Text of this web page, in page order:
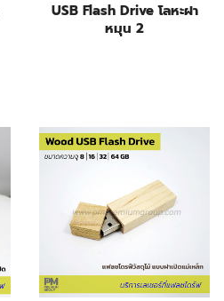
USB Flash Drive โลหะฝา
หมุน 2